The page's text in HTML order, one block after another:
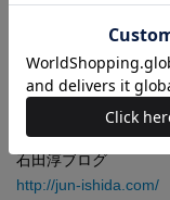
ンはのべ30,000人以
る技術』（宝島社）
る技術』（かんき
（PHP研究所）、『
（青春出版社）などが
石田淳ブログ
http://jun-ishida.com/